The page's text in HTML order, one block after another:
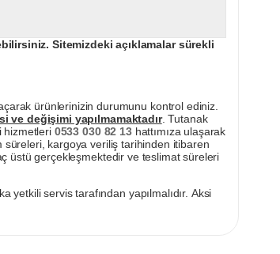
Sitemizdeki açıklamalar sürekli
ürünlerinizin durumunu kontrol ediniz.
ve değişimi yapılmamaktadır. Tutanak
hizmetleri 0533 030 82 13hattımıza ulaşarak
süreleri, kargoya veriliş tarihinden itibaren
üstü gerçekleşmektedir ve teslimat süreleri
yetkili servis tarafından yapılmalıdır. Aksi